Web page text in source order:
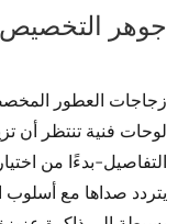
جوهر التخصيص
زجاجات العطور
لوحات فنية تنتظر
التفاصيل-بدءًا من
يتردد صداها مع أسلوب